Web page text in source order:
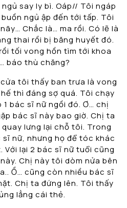
say ly bì. Oáp// Tôi ngáp
ngủ ập đến tới tấp. Tôi
Chắc là… ma rồi. Có lẽ là
thai rồi bị băng huyết đó.
tối vong hồn tìm tới khoa
báo thù chăng?
tôi thấy ban trưa là vong
thì đáng sợ quá. Tôi chạy
bác sĩ nữ ngồi đó. Ơ… chị
bác sĩ này bao giờ. Chị ta
lưng lại chỗ tôi. Trong
nữ, nhưng họ để tóc khác
Với lại 2 bác sĩ nữ tuổi cũng
Chị này tôi dòm nửa bên
Ồ… cũng còn nhiều bác sĩ
Chị ta đứng lên. Tôi thấy
lẳng cái thẻ.